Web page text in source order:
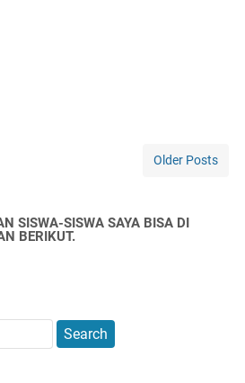
Older Posts
SISWA-SISWA SAYA BISA DI
BERIKUT.